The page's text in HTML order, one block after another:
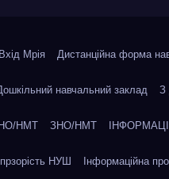
Вхід Мрія Дистанційна форма
навчальний заклад З
НМТ ЗНО/НМТ
НУШ Інформаційна